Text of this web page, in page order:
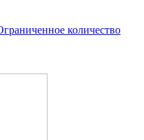
количество